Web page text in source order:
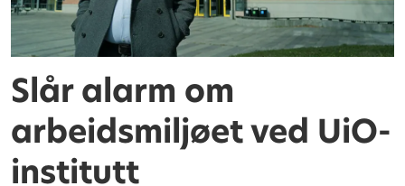
Slår alarm om
arbeidsmiljøet ved UiO-
institutt